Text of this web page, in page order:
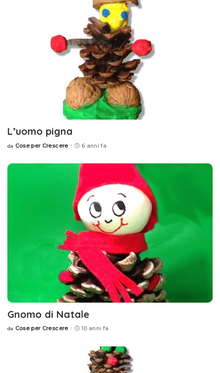
L’uomo pigna
Posted
da Cose per Crescere 6 anni fa
Gnomo di Natale
Posted
da Cose per Crescere 10 anni fa